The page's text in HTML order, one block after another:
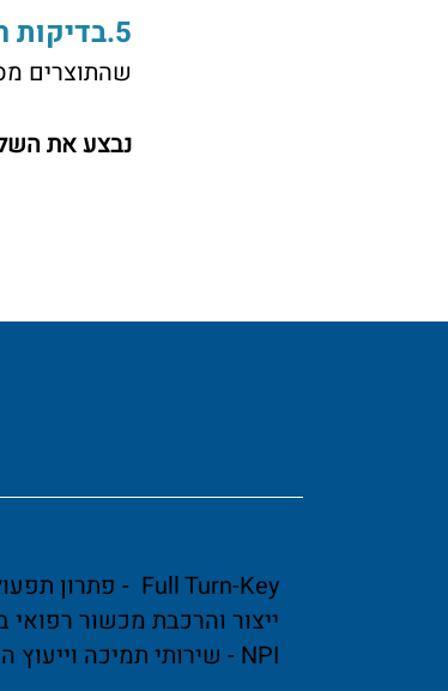
5.בדיקות חוזרות
שהתוצרים
נבצע את
Full Turn-Key - פתרון תפעולי מלא
ייצור והרכבת מכשור רפואי
NPI - שירותי תמיכה וייעוץ הנדסי